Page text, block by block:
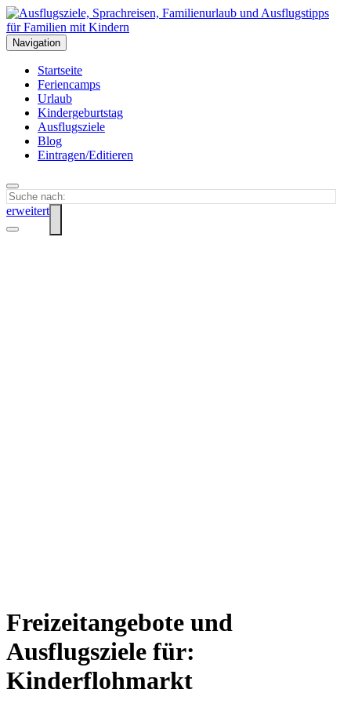
Navigation
Startseite
Feriencamps
Urlaub
Kindergeburtstag
Ausflugsziele
Blog
Eintragen/Editieren
erweitert
Freizeitangebote und
Ausflugsziele für:
Kinderflohmarkt